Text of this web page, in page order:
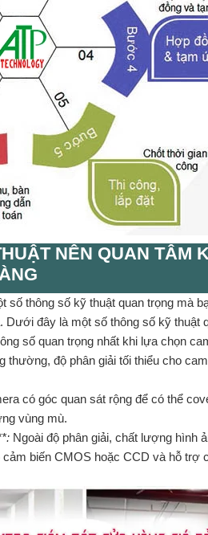
NÊN QUAN TÂM
số thông số kỹ thuật quan trọng mà
Dưới đây là một số thông số kỹ thuật
số quan trọng nhất khi lựa chọn
thường, độ phân giải tối thiểu cho
có góc quan sát rộng để có thể
vùng mù.
Ngoài độ phân giải, chất lượng hình
biến CMOS hoặc CCD và hỗ trợ